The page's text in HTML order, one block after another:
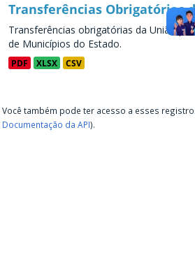
Transferências Obrigatórias
Transferências obrigatórias da União
de Municípios do Estado.
PDF XLSX CSV
Você também pode ter acesso a esses
Documentação da API).